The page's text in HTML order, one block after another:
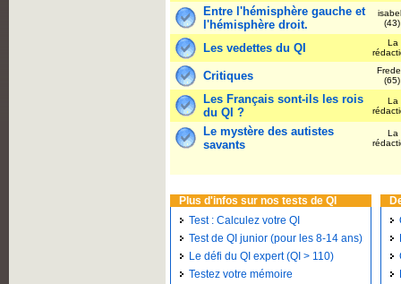
Entre l'hémisphère gauche et
l'hémisphère droit.
Les vedettes du QI
La
Critiques
Les Français sont-ils les rois
du QI ?
La
Le mystère des autistes
savants
La
Plus d'infos sur nos tests de QI
Test : Calculez votre QI
Test de QI junior (pour les 8-14 ans)
Le défi du QI expert (QI > 110)
Testez votre mémoire